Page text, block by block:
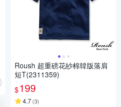
Roush 超重磅花紗棉韓版落肩
短T(2311359)
$199
4.7(3)